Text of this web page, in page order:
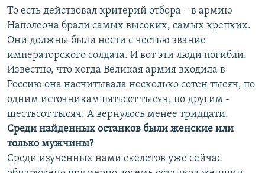
То есть действовал критерий отбора – в армию
Наполеона брали самых высоких, самых крепких.
Они должны были нести с честью звание
императорского солдата. И вот эти люди погибли.
Известно, что когда Великая армия входила в
Россию она насчитывала несколько сотен тысяч, по
одним источникам пятьсот тысяч, по другим -
шестьсот тысяч. А вернулось менее тридцати.
Среди найденных останков были женские или
только мужчины?
Среди изученных нами скелетов уже сейчас